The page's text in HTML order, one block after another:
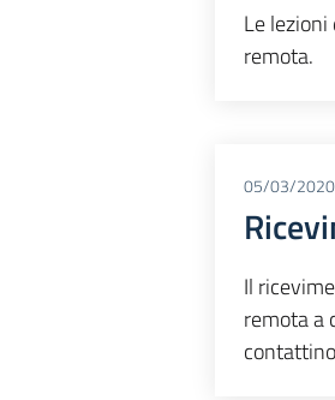
Le
remota.
05/03/2020
Il
remota a